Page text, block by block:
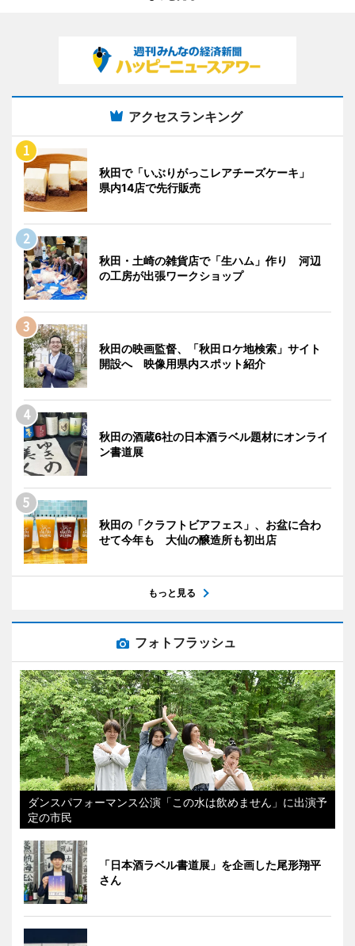
アクセスランキング
秋田で「いぶりがっこレアチーズケーキ」
県内14店で先行販売
秋田・土崎の雑貨店で「生ハム」作り 河辺
の工房が出張ワークショップ
秋田の映画監督、「秋田ロケ地検索」サイト
開設へ 映像用県内スポット紹介
秋田の酒蔵6社の日本酒ラベル題材にオンライ
ン書道展
秋田の「クラフトビアフェス」、お盆に合わ
せて今年も 大仙の醸造所も初出店
もっと見る
フォトフラッシュ
ダンスパフォーマンス公演「この水は飲めません」に出演予
定の市民
「日本酒ラベル書道展」を企画した尾形翔平
さん